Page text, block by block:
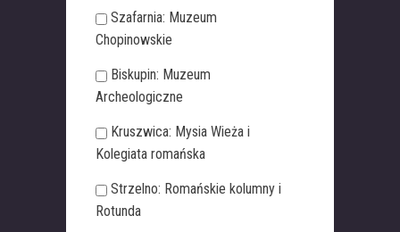
Szafarnia: Muzeum
Chopinowskie
Biskupin: Muzeum
Archeologiczne
Kruszwica: Mysia Wieża i
Kolegiata romańska
Strzelno: Romańskie kolumny i
Rotunda